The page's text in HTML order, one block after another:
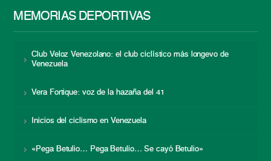
MEMORIAS DEPORTIVAS
Club Veloz Venezolano: el club ciclístico más longevo de
Venezuela
Vera Fortique: voz de la hazaña del 41
Inicios del ciclismo en Venezuela
«Pega Betulio… Pega Betulio… Se cayó Betulio»